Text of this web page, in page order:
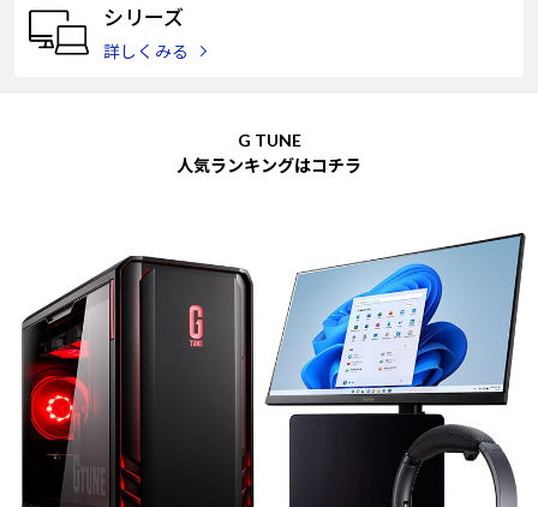
シリーズ
詳しくみる
G TUNE
人気ランキングはコチラ